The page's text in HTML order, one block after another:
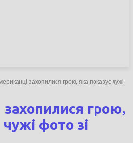
Американці захопилися грою, яка показує
грою,
фото зі